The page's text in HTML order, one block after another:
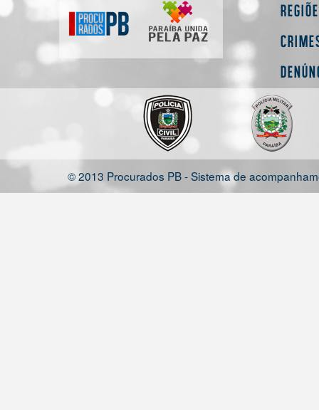
© 2013 Procurados PB - Sistema de